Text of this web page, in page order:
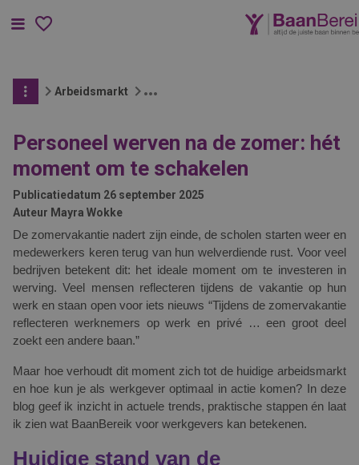
Menu
Arbeidsmarkt
Personeel werven na de zomer: hét
moment om te schakelen
Publicatiedatum 26 september 2025
Auteur Mayra Wokke
De zomervakantie nadert zijn einde, de scholen starten weer en
medewerkers keren terug van hun welverdiende rust. Voor veel
bedrijven betekent dit: het ideale moment om te investeren in
werving. Veel mensen reflecteren tijdens de vakantie op hun
werk en staan open voor iets nieuws “Tijdens de zomervakantie
reflecteren werknemers op werk en privé … een groot deel
zoekt een andere baan.”
Maar hoe verhoudt dit moment zich tot de huidige arbeidsmarkt
en hoe kun je als werkgever optimaal in actie komen? In deze
blog geef ik inzicht in actuele trends, praktische stappen én laat
ik zien wat BaanBereik voor werkgevers kan betekenen.
Huidige stand van de